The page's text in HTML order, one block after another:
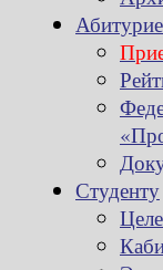
Студенту